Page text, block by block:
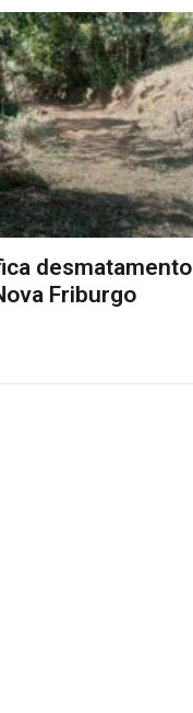
desmatamento
Friburgo